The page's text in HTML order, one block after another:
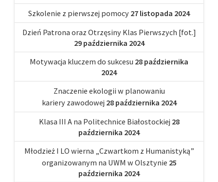
Szkolenie z pierwszej pomocy 27 listopada 2024
Dzień Patrona oraz Otrzęsiny Klas Pierwszych [fot.]
29 października 2024
Motywacja kluczem do sukcesu 28 października
2024
Znaczenie ekologii w planowaniu
kariery zawodowej 28 października 2024
Klasa III A na Politechnice Białostockiej 28
października 2024
Młodzież I LO wierna „Czwartkom z Humanistyką”
organizowanym na UWM w Olsztynie 25
października 2024